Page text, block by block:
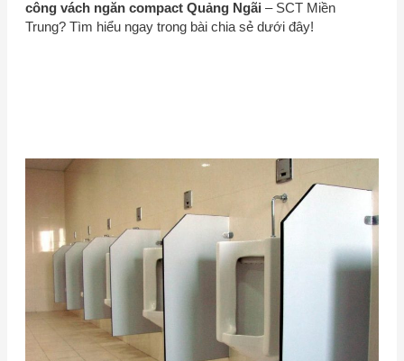
công vách ngăn compact Quảng Ngãi – SCT Miền
Trung? Tìm hiểu ngay trong bài chia sẻ dưới đây!